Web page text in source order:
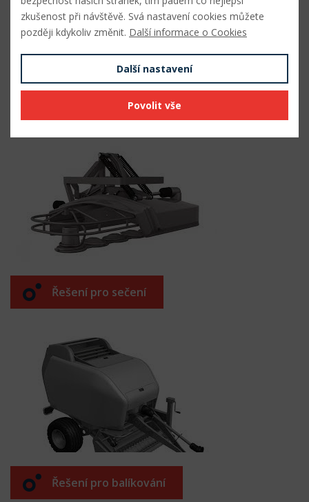
Řešení pro sklízení
Řešení pro sečení
Řešení pro balíkování
zkušenost při návštěvě. Svá nastavení cookies můžete
později kdykoliv změnit. Další informace o Cookies
Další nastavení
Povolit vše